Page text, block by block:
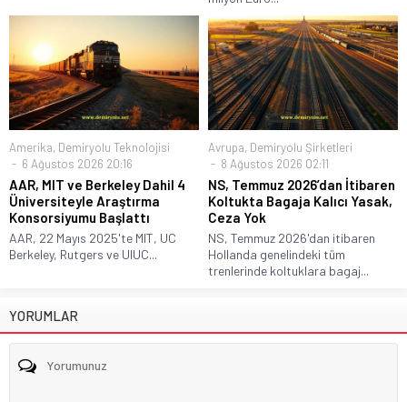
Amerika, Demiryolu Teknolojisi
6 Ağustos 2026 20:16
AAR, MIT ve Berkeley Dahil 4
Üniversiteyle Araştırma
Konsorsiyumu Başlattı
AAR, 22 Mayıs 2025'te MIT, UC
Berkeley, Rutgers ve UIUC...
Avrupa, Demiryolu Şirketleri
8 Ağustos 2026 02:11
NS, Temmuz 2026’dan İtibaren
Koltukta Bagaja Kalıcı Yasak,
Ceza Yok
NS, Temmuz 2026'dan itibaren
Hollanda genelindeki tüm
trenlerinde koltuklara bagaj...
YORUMLAR